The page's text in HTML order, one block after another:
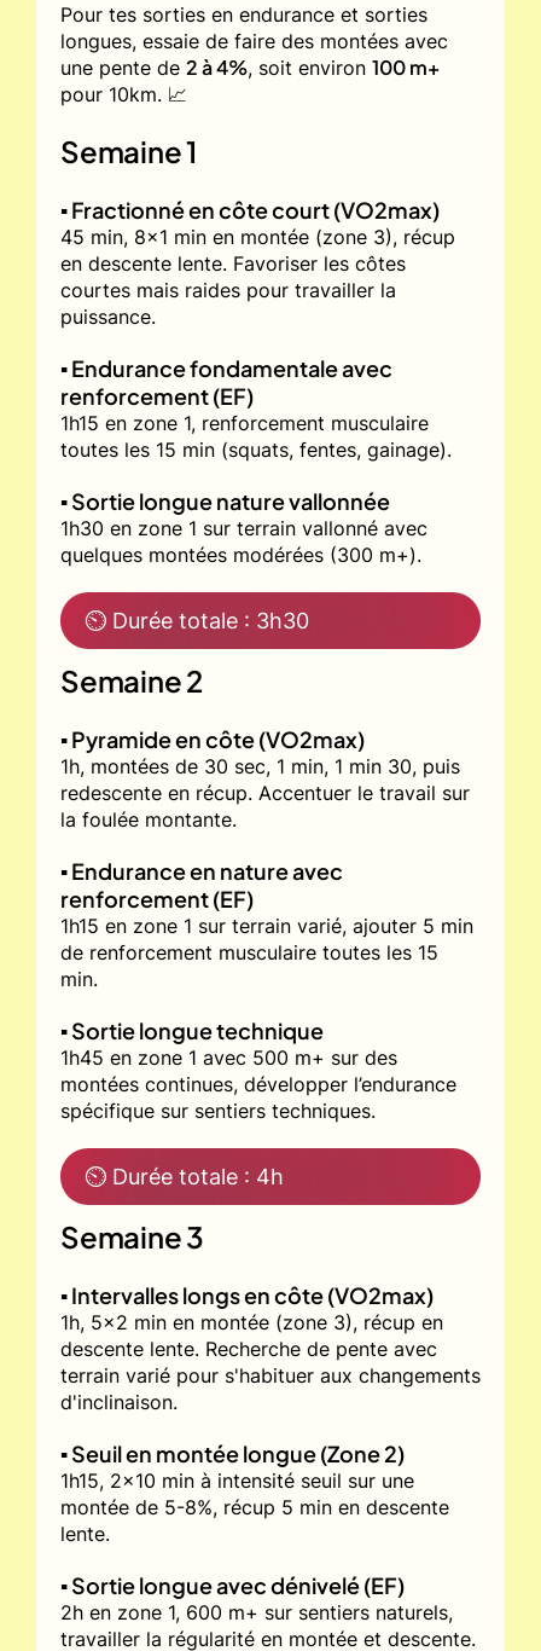
Pour tes sorties en endurance et sorties
longues, essaie de faire des montées avec
une pente de 2 à 4%, soit environ 100 m+
pour 10km. 📈
Semaine 1
▪️ Fractionné en côte court (VO2max)
45 min, 8x1 min en montée (zone 3), récup
en descente lente. Favoriser les côtes
courtes mais raides pour travailler la
puissance.
▪️ Endurance fondamentale avec
renforcement (EF)
1h15 en zone 1, renforcement musculaire
toutes les 15 min (squats, fentes, gainage).
▪️ Sortie longue nature vallonnée
1h30 en zone 1 sur terrain vallonné avec
quelques montées modérées (300 m+).
⏲ Durée totale : 3h30
Semaine 2
▪️ Pyramide en côte (VO2max)
1h, montées de 30 sec, 1 min, 1 min 30, puis
redescente en récup. Accentuer le travail sur
la foulée montante.
▪️ Endurance en nature avec
renforcement (EF)
1h15 en zone 1 sur terrain varié, ajouter 5 min
de renforcement musculaire toutes les 15
min.
▪️ Sortie longue technique
1h45 en zone 1 avec 500 m+ sur des
montées continues, développer l’endurance
spécifique sur sentiers techniques.
⏲ Durée totale : 4h
Semaine 3
▪️ Intervalles longs en côte (VO2max)
1h, 5x2 min en montée (zone 3), récup en
descente lente. Recherche de pente avec
terrain varié pour s'habituer aux changements
d'inclinaison.
▪️ Seuil en montée longue (Zone 2)
1h15, 2x10 min à intensité seuil sur une
montée de 5-8%, récup 5 min en descente
lente.
▪️ Sortie longue avec dénivelé (EF)
2h en zone 1, 600 m+ sur sentiers naturels,
travailler la régularité en montée et descente.